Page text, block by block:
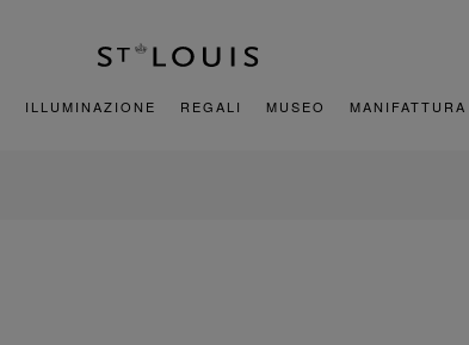
ILLUMINAZIONE REGALI MUSEO MANIFATTURA